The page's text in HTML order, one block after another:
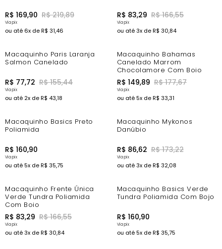
R$ 169,90 R$ 219,89
ou até 6x deR$ 31,46
R$ 83,29 R$ 166,55
ou até3x deR$ 30,84
Macaquinho Paris Laranja
Salmon Canelado
R$ 77,72 R$ 155,44
ou até 2x deR$ 43,18
-6%
Macaquinho Bahamas
Canelado Marrom
Chocolamore Com Bojo
R$ 149,89 R$ 177,67
ou até5x deR$ 33,31
Macaquinho Basics Preto
Poliamida
R$ 160,90
ou até5x deR$ 35,75
-44%
Macaquinho Mykonos
Danúbio
R$ 86,62 R$ 173,22
ou até3x deR$ 32,08
-44%
Macaquinho Frente Única
Verde Tundra Poliamida
Com Bojo
R$ 83,29 R$ 166,55
ou até3x deR$ 30,84
Macaquinho Basics Verde
Tundra Poliamida Com Bojo
R$ 160,90
ou até5x deR$ 35,75